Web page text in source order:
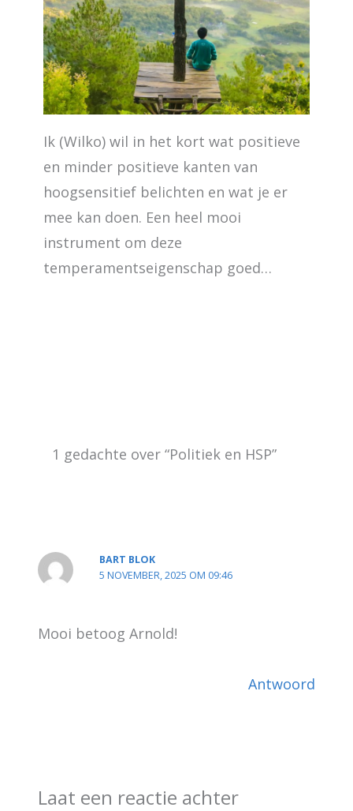
Ik (Wilko) wil in het kort wat positieve
en minder positieve kanten van
hoogsensitief belichten en wat je er
mee kan doen. Een heel mooi
instrument om deze
temperamentseigenschap goed…
1 gedachte over “Politiek en HSP”
BART BLOK
5 NOVEMBER, 2025 OM 09:46
Mooi betoog Arnold!
Antwoord
Laat een reactie achter